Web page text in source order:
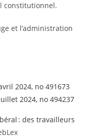
constitutionnel.
et l’administration
2024, no 491673
2024, no 494237
: des travailleurs